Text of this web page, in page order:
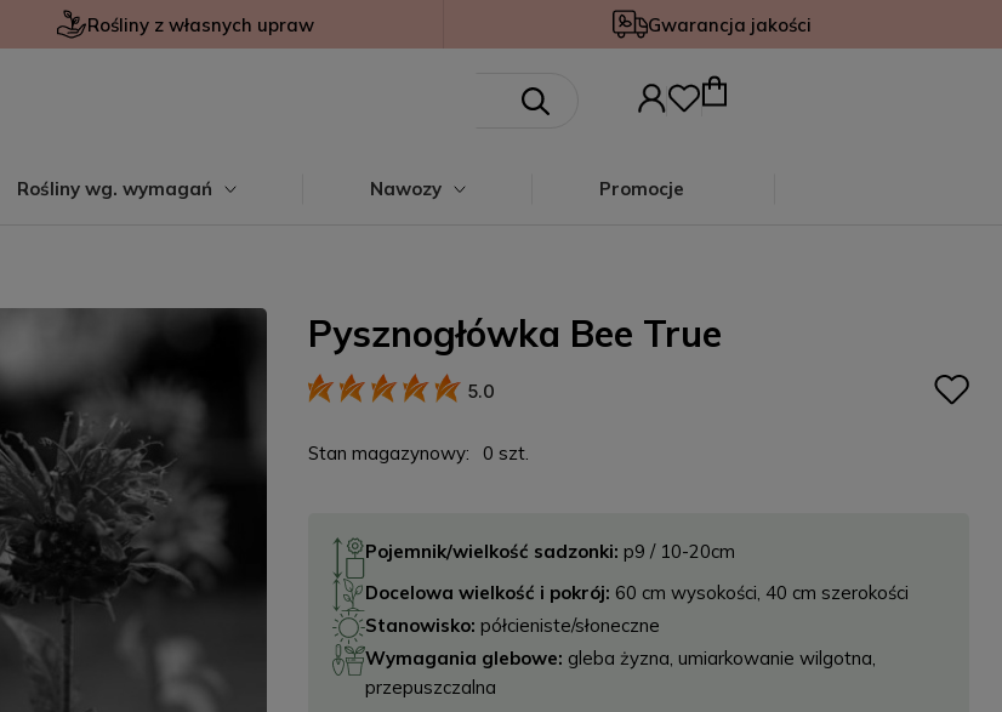
Rośliny z własnych upraw Gwarancja jakości
Rośliny wg. wymagań Nawozy Promocje
Pysznogłówka Bee True
5.0
Stan magazynowy: 0 szt.
Pojemnik/wielkość sadzonki: p9 / 10-20cm
Docelowa wielkość i pokrój: 60 cm wysokości, 40 cm szerokości
Stanowisko: półcieniste/słoneczne
Wymagania glebowe: gleba żyzna, umiarkowanie wilgotna,
przepuszczalna